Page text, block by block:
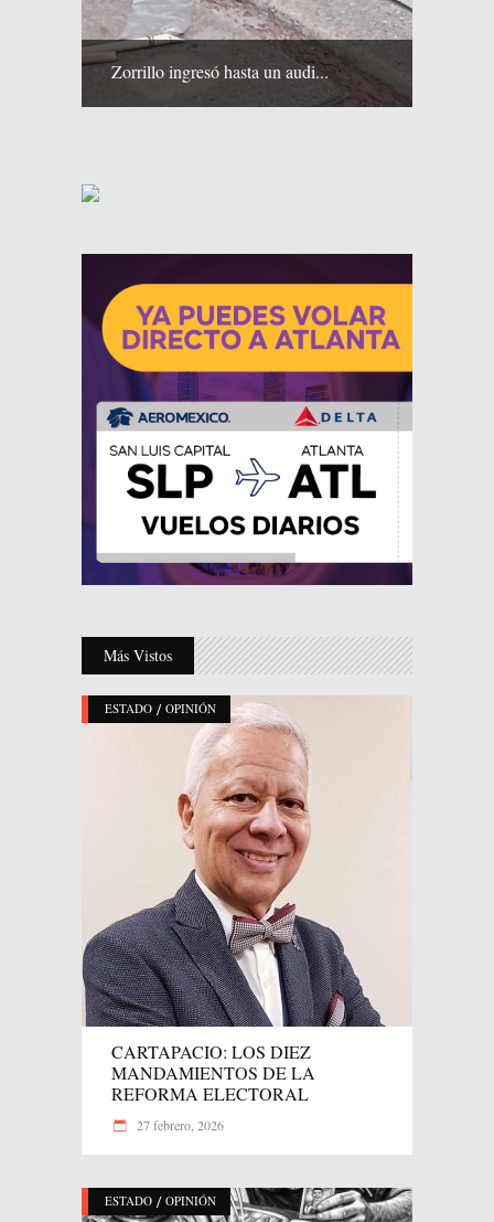
Zorrillo ingresó hasta un audi...
Más Vistos
ESTADO / OPINIÓN
CARTAPACIO: LOS DIEZ
MANDAMIENTOS DE LA
REFORMA ELECTORAL
27 febrero, 2026
ESTADO / OPINIÓN